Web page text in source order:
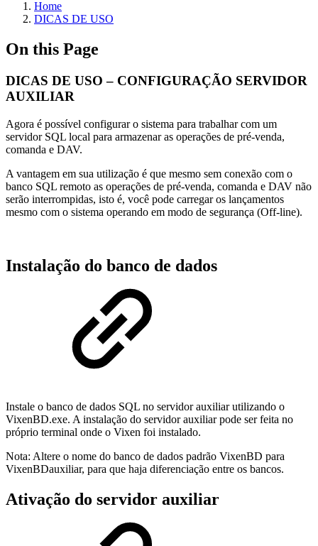
Home
DICAS DE USO
On this Page
DICAS DE USO – CONFIGURAÇÃO SERVIDOR
AUXILIAR
Agora é possível configurar o sistema para trabalhar com um
servidor SQL local para armazenar as operações de pré-venda,
comanda e DAV.
A vantagem em sua utilização é que mesmo sem conexão com o
banco SQL remoto as operações de pré-venda, comanda e DAV não
serão interrompidas, isto é, você pode carregar os lançamentos
mesmo com o sistema operando em modo de segurança (Off-line).
Instalação do banco de dados
Instale o banco de dados SQL no servidor auxiliar utilizando o
VixenBD.exe. A instalação do servidor auxiliar pode ser feita no
próprio terminal onde o Vixen foi instalado.
Nota: Altere o nome do banco de dados padrão VixenBD para
VixenBDauxiliar, para que haja diferenciação entre os bancos.
Ativação do servidor auxiliar